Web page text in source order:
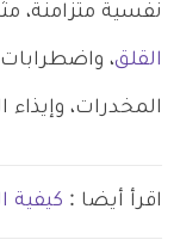
نفسية متزامنة،
القلق،
المخدرات، وإيذاء
اقرأ أيضا : كيفية